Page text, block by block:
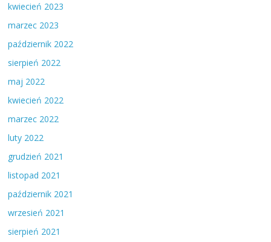
kwiecień 2023
marzec 2023
październik 2022
sierpień 2022
maj 2022
kwiecień 2022
marzec 2022
luty 2022
grudzień 2021
listopad 2021
październik 2021
wrzesień 2021
sierpień 2021